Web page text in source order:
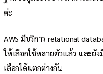
ค่ะ
AWS มีบริการ relational
ให้เลือกใช้หลายตัวแล้ว และยัง
เลือกได้แตกต่างกัน